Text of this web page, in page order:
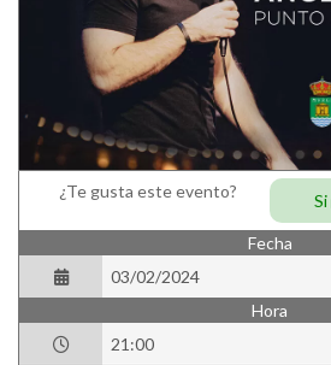
¿Te gusta este evento? Si
Fecha
03/02/2024
Hora
21:00